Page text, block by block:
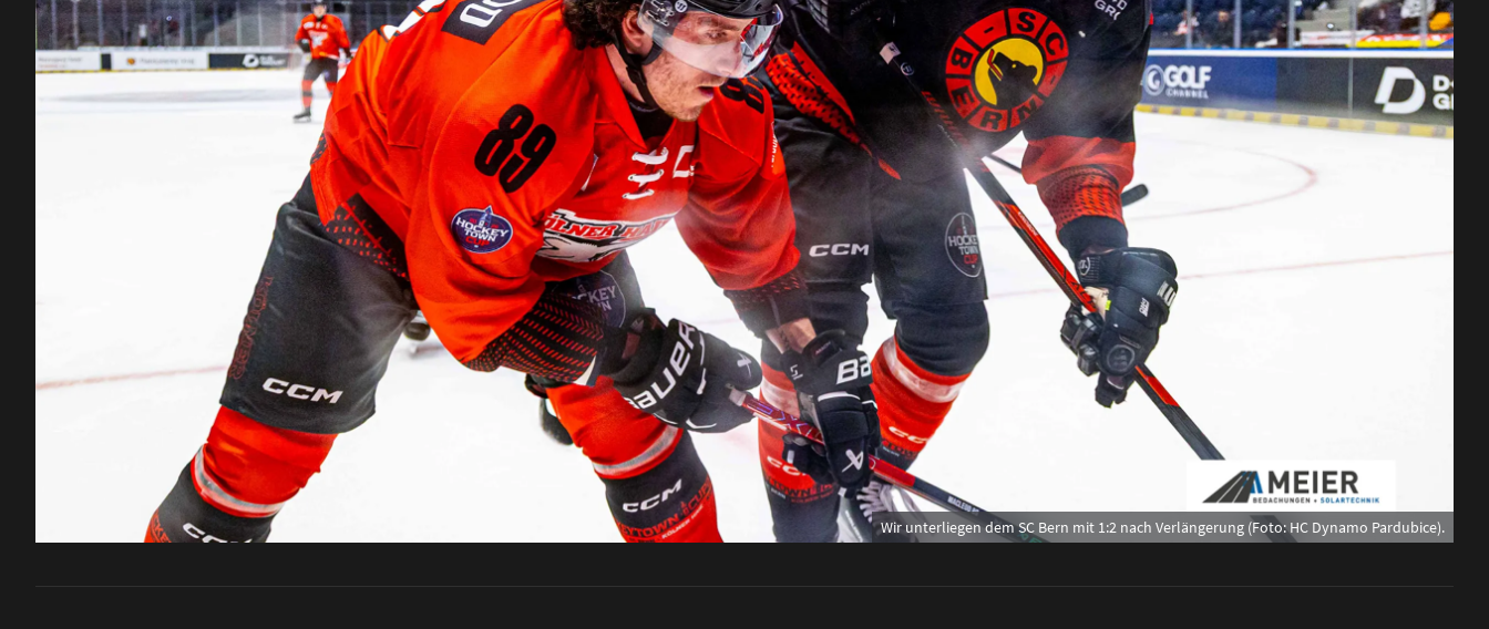
Wir unterliegen dem SC Bern mit 1:2 nach Verlängerung (Foto: HC Dynamo Pardubice).